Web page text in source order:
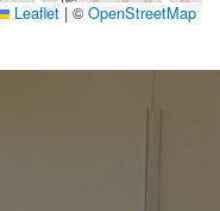
Leaflet | © OpenStreetMap